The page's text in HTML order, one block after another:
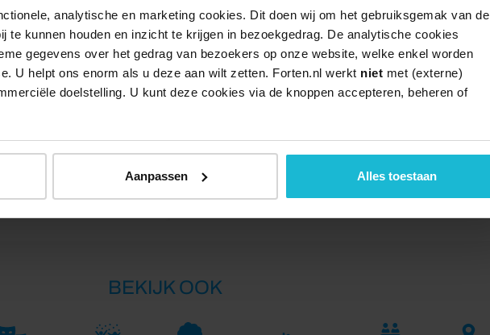
analytische en marketing cookies. Dit doen wij om het gebruiksgemak van de
te kunnen houden en inzicht te krijgen in bezoekgedrag. De analytische cookies
gegevens over het gedrag van bezoekers op onze website, welke enkel worden
U helpt ons enorm als u deze aan wilt zetten. Forten.nl werkt niet met (externe)
doelstelling. U kunt deze cookies via de knoppen accepteren, beheren of
Aanpassen Alles toestaan
volgt de Stelling van Amsterdam en de Nieuwe
bekend van klederdracht en palingroken.
Kwadijk met de hoge watertoren als
een bomvrij hoofdgebouw uit 1912, eindig je bij het
Delen:
Lengte:
BEKIJK OOK